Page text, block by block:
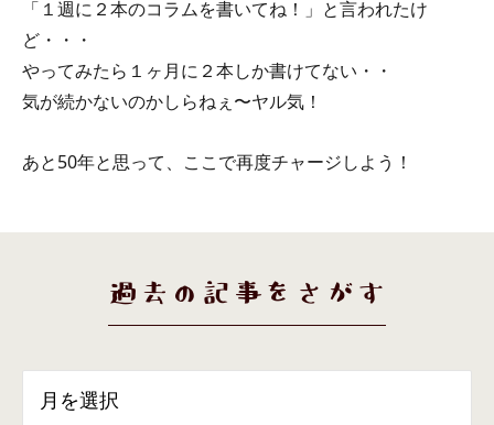
「１週に２本のコラムを書いてね！」と言われたけ
ど・・・
やってみたら１ヶ月に２本しか書けてない・・
気が続かないのかしらねぇ〜ヤル気！
あと50年と思って、ここで再度チャージしよう！
過去の記事をさがす